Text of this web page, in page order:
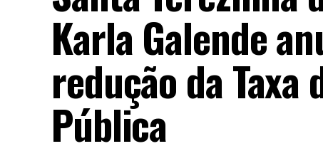
Karla Galende
redução da
Pública